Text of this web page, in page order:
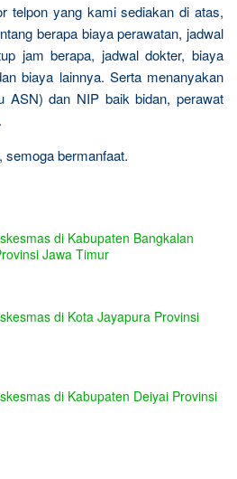
telpon yang kami sediakan di atas,
berapa biaya perawatan, jadwal
jam berapa, jadwal dokter, biaya
biaya lainnya. Serta menanyakan
ASN) dan NIP baik bidan, perawat
semoga bermanfaat.
di Kabupaten Bangkalan
Jawa Timur
di Kota Jayapura Provinsi
di Kabupaten Deiyai Provinsi